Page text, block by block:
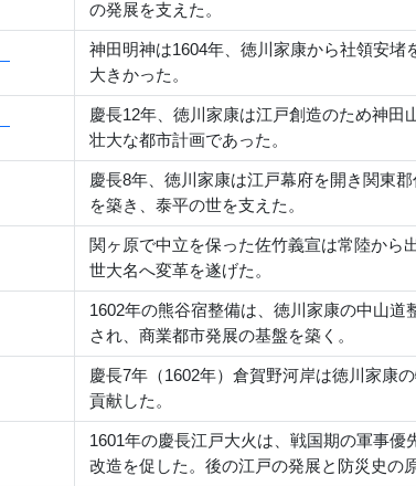
の発展を支えた。
神田明神は1604年、徳川家康から社領安
大きかった。
慶長12年、徳川家康は江戸創造のため神
壮大な都市計画であった。
慶長8年、徳川家康は江戸幕府を開き関東
を築き、泰平の世を支えた。
関ヶ原で中立を保った佐竹義宣は常陸から
世大名へ変革を遂げた。
1602年の熊谷宿整備は、徳川家康の中山
され、商業都市発展の基盤を築く。
慶長7年（1602年）倉賀野河岸は徳川家康
貢献した。
1601年の慶長江戸大火は、戦国期の軍事
改造を促した。後の江戸の発展と防災史の